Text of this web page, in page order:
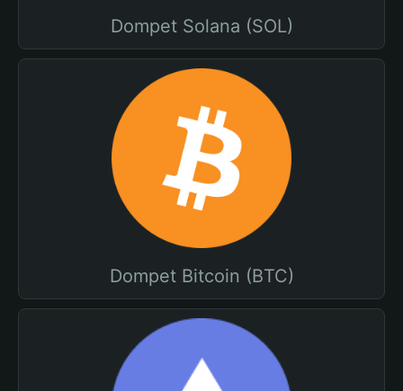
Dompet Solana (SOL)
Dompet Bitcoin (BTC)